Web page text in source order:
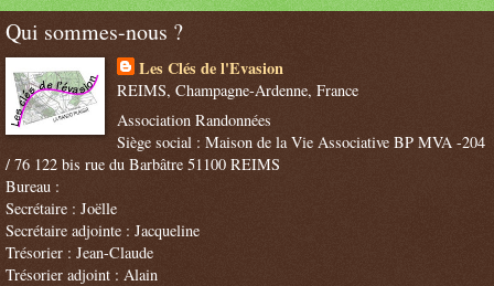
Qui sommes-nous ?
Les Clés de l'Evasion
REIMS, Champagne-Ardenne, France
Association Randonnées
Siège social : Maison de la Vie Associative BP MVA -204
/ 76 122 bis rue du Barbâtre 51100 REIMS
Bureau :
Secrétaire : Joëlle
Secrétaire adjointe : Jacqueline
Trésorier : Jean-Claude
Trésorier adjoint : Alain